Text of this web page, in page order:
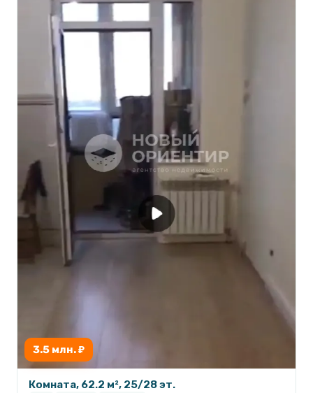
3.5 млн. ₽
Комната, 62.2 м², 25/28 эт.